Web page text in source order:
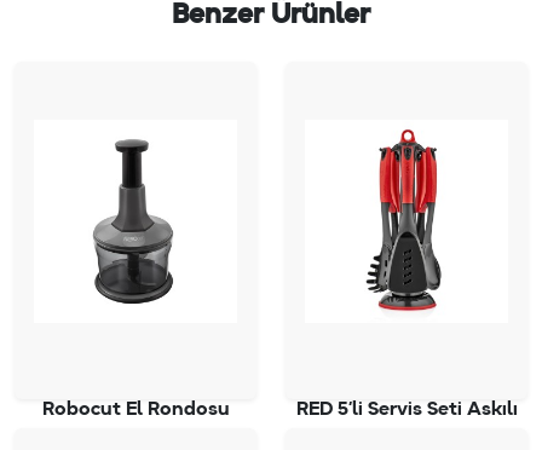
Benzer Ürünler
Robocut El Rondosu RED 5’li Servis Seti Askılı